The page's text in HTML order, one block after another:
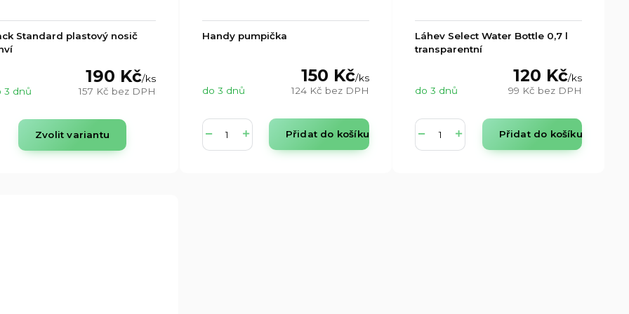
Standard plastový nosič
190 Kč/ks
157 Kč bez DPH
3 dnů
Zvolit variantu
Handy pumpička
150 Kč/ks
124 Kč bez DPH
do 3 dnů
Přidat do košíku
Láhev Select Water Bottle 0,7 l
transparentní
120 Kč/ks
99 Kč bez DPH
do 3 dnů
Přidat do košíku